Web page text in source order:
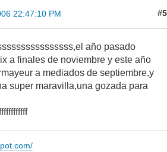
22:47:10 PM #5
año pasado
a finales de noviembre y este año
a mediados de septiembre,y
super maravilla,una gozada para